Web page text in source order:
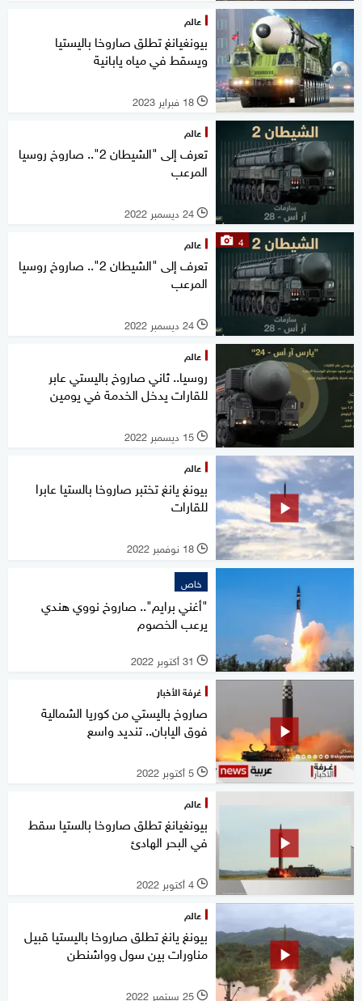
عالم
بيونغيانغ تطلق صاروخا باليستيا
ويسقط في مياه يابانية
l 18 فبراير 2023
عالم
تعرف إلى "الشيطان 2".. صاروخ روسيا
المرعب
l 24 ديسمبر 2022
4 عالم
تعرف إلى "الشيطان 2".. صاروخ روسيا
المرعب
l 24 ديسمبر 2022
عالم
روسيا.. ثاني صاروخ باليستي عابر
للقارات يدخل الخدمة في يومين
l 15 ديسمبر 2022
عالم
بيونغ يانغ تختبر صاروخا بالستيا عابرا
للقارات
l 18 نوفمبر 2022
خاص
"أغني برايم".. صاروخ نووي هندي
يرعب الخصوم
l 31 أكتوبر 2022
غرفة الأخبار
صاروخ باليستي من كوريا الشمالية
فوق اليابان.. تنديد واسع
l 5 أكتوبر 2022
عالم
بيونغيانغ تطلق صاروخا بالستيا سقط
في البحر الهادئ
l 4 أكتوبر 2022
عالم
بيونغ يانغ تطلق صاروخا باليستيا قبيل
مناورات بين سول وواشنطن
l 25 سبتمبر 2022